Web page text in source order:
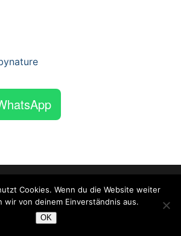
By Nature – Powered byCustomify
Cookies. Wenn du die Website weiter
wir von deinem Einverständnis aus.
OK